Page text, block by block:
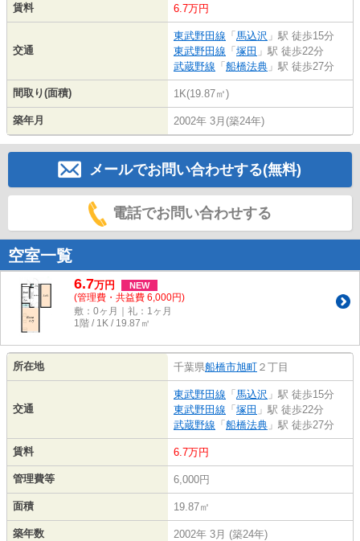
賃料 6.7万円
交通
東武野田線 「馬込沢 」駅 徒歩15分
東武野田線 「塚田 」駅 徒歩22分
武蔵野線 「船橋法典 」駅 徒歩27分
間取り(面積) 1K(19.87㎡)
築年月 2002年 3月(築24年)
メールでお問い合わせする(無料)
電話でお問い合わせする
空室一覧
6.7万円 NEW
(管理費・共益費 6,000円)
敷：0ヶ月｜礼：1ヶ月
1階 / 1K / 19.87㎡
所在地 千葉県船橋市旭町 ２丁目
交通
東武野田線 「馬込沢 」駅 徒歩15分
東武野田線 「塚田 」駅 徒歩22分
武蔵野線 「船橋法典 」駅 徒歩27分
賃料 6.7万円
管理費等 6,000円
面積 19.87㎡
築年数 2002年 3月 (築24年)